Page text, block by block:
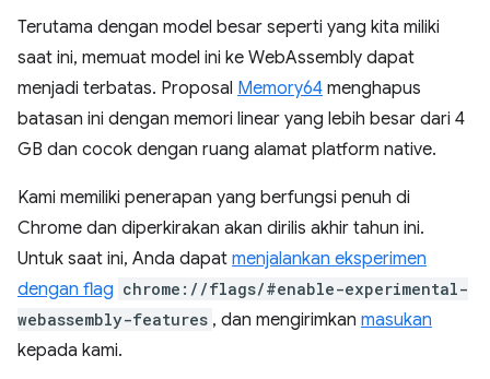
Terutama dengan model besar seperti yang kita miliki
saat ini, memuat model ini ke WebAssembly dapat
menjadi terbatas. Proposal Memory64 menghapus
batasan ini dengan memori linear yang lebih besar dari 4
GB dan cocok dengan ruang alamat platform native.
Kami memiliki penerapan yang berfungsi penuh di
Chrome dan diperkirakan akan dirilis akhir tahun ini.
Untuk saat ini, Anda dapat menjalankan eksperimen
dengan flag chrome://flags/#enable-experimental-
webassembly-features , dan mengirimkan masukan
kepada kami.